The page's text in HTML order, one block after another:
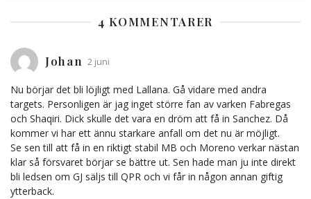
4 KOMMENTARER
Johan 2 juni
Nu börjar det bli löjligt med Lallana. Gå vidare med andra
targets. Personligen är jag inget större fan av varken Fabregas
och Shaqiri. Dick skulle det vara en dröm att få in Sanchez. Då
kommer vi har ett ännu starkare anfall om det nu är möjligt.
Se sen till att få in en riktigt stabil MB och Moreno verkar nästan
klar så försvaret börjar se bättre ut. Sen hade man ju inte direkt
bli ledsen om GJ säljs till QPR och vi får in någon annan giftig
ytterback.